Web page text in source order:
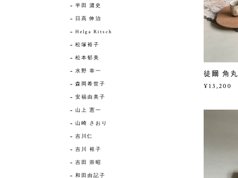
徒爾 角
¥13,200
半田 濃史
日高 伸治
Helga Ritsch
松塚裕子
松本郁美
水野 幸一
森岡希世子
安福由美子
山上 憲一
山崎 さおり
吉川仁
吉川 裕子
吉田 崇昭
和田由記子